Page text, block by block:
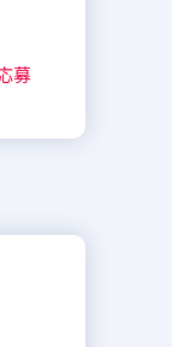
募